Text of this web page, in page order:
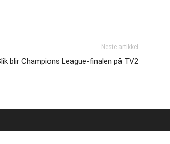
Neste artikkel
blir Champions League-finalen på TV2